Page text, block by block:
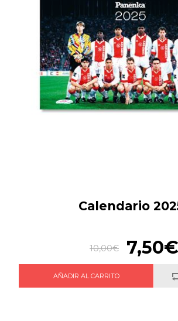
Calendario
10,00€ 7,50€